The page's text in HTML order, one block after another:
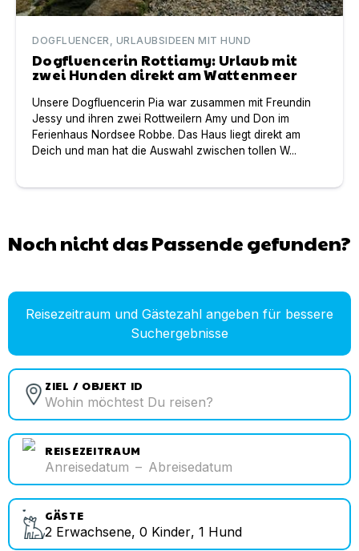
DOGFLUENCER, URLAUBSIDEEN MIT HUND
Dogfluencerin Rottiamy: Urlaub mit
zwei Hunden direkt am Wattenmeer
Unsere Dogfluencerin Pia war zusammen mit Freundin
Jessy und ihren zwei Rottweilern Amy und Don im
Ferienhaus Nordsee Robbe. Das Haus liegt direkt am
Deich und man hat die Auswahl zwischen tollen W...
Noch nicht das Passende gefunden?
Reisezeitraum und Gästezahl angeben für bessere
Suchergebnisse
ZIEL / OBJEKT ID
REISEZEITRAUM
Anreisedatum – Abreisedatum
GÄSTE
2 Erwachsene, 0 Kinder, 1 Hund